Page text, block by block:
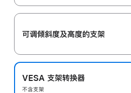
可调倾斜度及高‍度的支‍架
VESA 支架转换器
不含支架